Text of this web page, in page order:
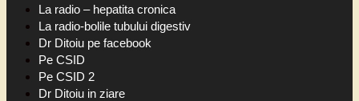
La radio – hepatita cronica
La radio-bolile tubului digestiv
Dr Ditoiu pe facebook
Pe CSID
Pe CSID 2
Dr Ditoiu in ziare